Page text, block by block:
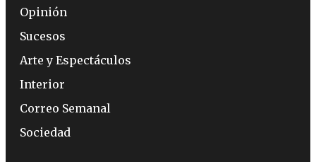
Opinión
Sucesos
Arte y Espectáculos
Interior
Correo Semanal
Sociedad